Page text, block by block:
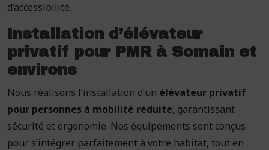
d’accessibilité.
Installation d’élévateur
privatif pour PMR à Somain et
environs
Nous réalisons l’installation d’un élévateur privatif
pour personnes à mobilité réduite, garantissant
sécurité et ergonomie. Nos équipements sont conçus
pour s’intégrer parfaitement à votre habitat, tout en